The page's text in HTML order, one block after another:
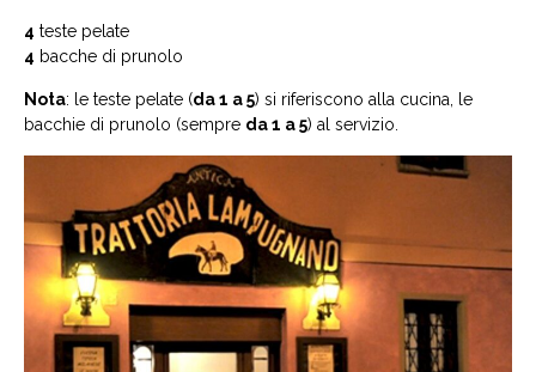
4 teste pelate
4 bacche di prunolo
Nota: le teste pelate (da 1 a 5) si riferiscono alla cucina, le
bacchie di prunolo (sempre da 1 a 5) al servizio.